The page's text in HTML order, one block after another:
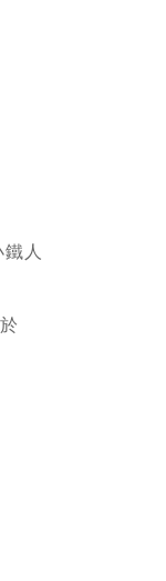
人